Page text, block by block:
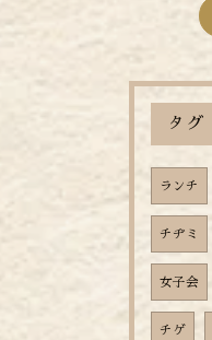
タグ
ランチ
チヂミ
女子会
チゲ